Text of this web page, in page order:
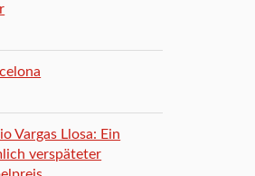
Vargas Llosa: Ein
verspäteter